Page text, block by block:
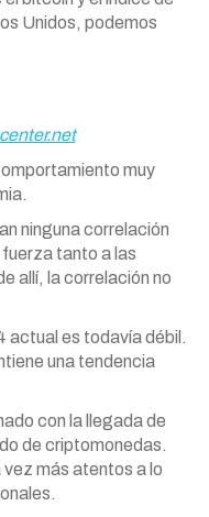
Unidos, podemos
muy
ninguna correlación
tanto a las
allí, la correlación no
actual es todavía débil.
una tendencia
con la llegada de
de criptomonedas.
más atentos a lo